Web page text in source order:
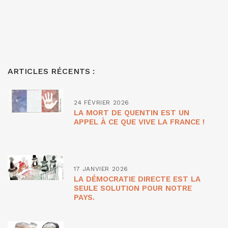
ARTICLES RÉCENTS :
24 FÉVRIER 2026
LA MORT DE QUENTIN EST UN
APPEL À CE QUE VIVE LA FRANCE !
17 JANVIER 2026
LA DÉMOCRATIE DIRECTE EST LA
SEULE SOLUTION POUR NOTRE
PAYS.